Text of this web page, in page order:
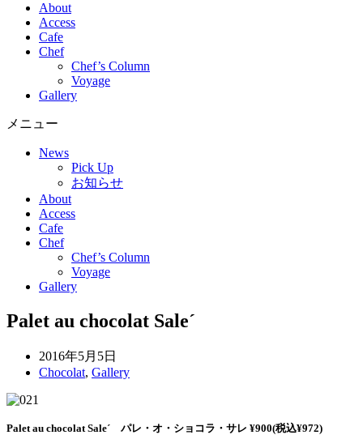
About
Access
Cafe
Chef
Chef’s Column
Voyage
Gallery
メニュー
News
Pick Up
お知らせ
About
Access
Cafe
Chef
Chef’s Column
Voyage
Gallery
Palet au chocolat Sale´
2016年5月5日
Chocolat, Gallery
Palet au chocolat Sale´ パレ・オ・ショコラ・サレ ¥900(税込¥972)